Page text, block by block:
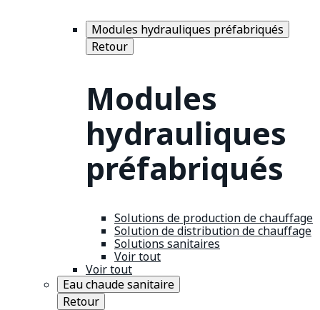
Modules hydrauliques préfabriqués
Retour
Modules
hydrauliques
préfabriqués
Solutions de production de chauffage
Solution de distribution de chauffage
Solutions sanitaires
Voir tout
Voir tout
Eau chaude sanitaire
Retour